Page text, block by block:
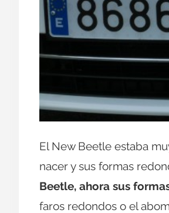
El New Beetle estaba
nacer y sus formas
Beetle, ahora sus
faros redondos o el